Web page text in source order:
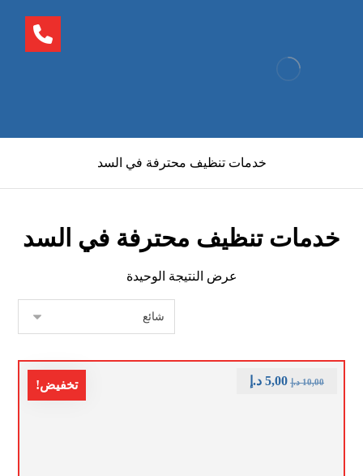
خدمات تنظيف محترفة في السد
خدمات تنظيف محترفة في السد
عرض النتيجة الوحيدة
تخفيض! 10,00 د.إ 5,00 د.إ